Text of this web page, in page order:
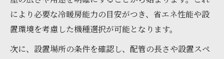
能力不足を避けるための判断基準
快適生活を守る適切な能力の選定法
省エネ性能を活かす長く使える製品選びのヒン
ト
により必要な冷暖房能力の目安がつき、省エネ性能や設
置環境を考慮した機種選択が可能となります。
次に、設置場所の条件を確認し、配管の長さや設置スペ